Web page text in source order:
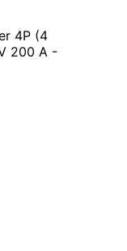
4P (4
200 A -